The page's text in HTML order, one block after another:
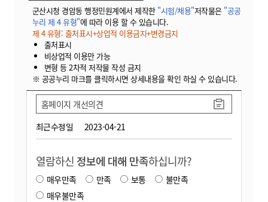
군산시청 경암동 행정민원계에서 제작한 "시험/채용"저작물은 "공공
누리 제 4 유형"에 따라 이용 할 수 있습니다.
제 4 유형: 출처표시+상업적 이용금지+변경금지
출처표시
비상업적 이용만 가능
변형 등 2차적 저작물 작성 금지
※ 공공누리 마크를 클릭하시면 상세내용을 확인 하실 수 있습니다.
최근수정일 2023-04-21
홈페이지 개선의견
열람하신 정보에 대해 만족하십니까?
매우만족 만족 보통
불만족
매우불만족